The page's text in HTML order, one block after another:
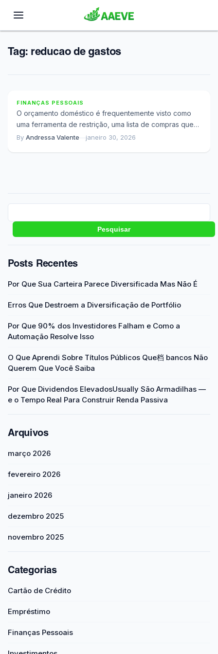
Tag: reducao de gastos
FINANÇAS PESSOAIS
O orçamento doméstico é frequentemente visto como
uma ferramenta de restrição, uma lista de compras que
dita o que você pode ou...
By Andressa Valente—janeiro 30, 2026
Pesquisar
Posts Recentes
Por Que Sua Carteira Parece Diversificada Mas Não É
Erros Que Destroem a Diversificação de Portfólio
Por Que 90% dos Investidores Falham e Como a
Automação Resolve Isso
O Que Aprendi Sobre Títulos Públicos Que档 bancos Não
Querem Que Você Saiba
Por Que Dividendos ElevadosUsually São Armadilhas —
e o Tempo Real Para Construir Renda Passiva
Arquivos
março 2026
fevereiro 2026
janeiro 2026
dezembro 2025
novembro 2025
Categorias
Cartão de Crédito
Empréstimo
Finanças Pessoais